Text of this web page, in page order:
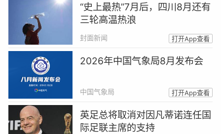
“史上最热”7月后，四川8月还有
三轮高温热浪
封面新闻 打开App查看
2026年中国气象局8月发布会
中国气象局 打开App查看
英足总将取消对因凡蒂诺连任国
际足联主席的支持